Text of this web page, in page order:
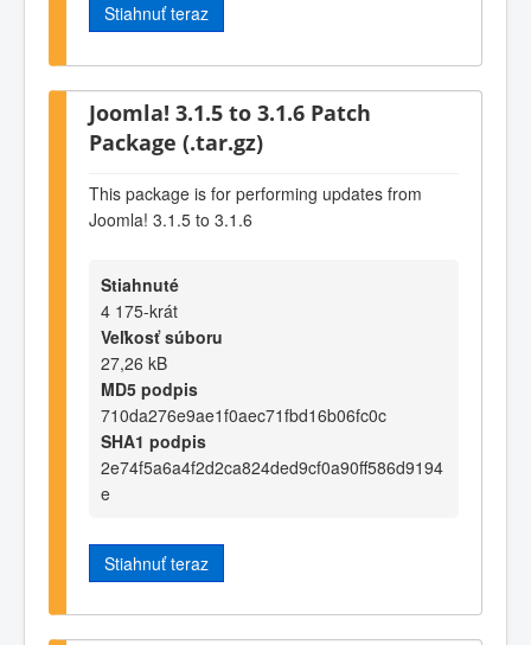
Stiahnuť teraz
Joomla! 3.1.5 to 3.1.6 Patch
Package (.tar.gz)
This package is for performing updates from
Joomla! 3.1.5 to 3.1.6
Stiahnuté
4 175-krát
Veľkosť súboru
27,26 kB
MD5 podpis
710da276e9ae1f0aec71fbd16b06fc0c
SHA1 podpis
2e74f5a6a4f2d2ca824ded9cf0a90ff586d9194
e
Stiahnuť teraz